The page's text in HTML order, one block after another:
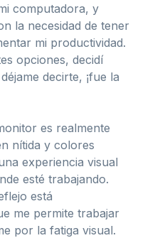
computadora, y
la necesidad de tener
mi productividad.
opciones, decidí
decirte, ¡fue la
es realmente
nítida y colores
experiencia visual
esté trabajando.
está
me permite trabajar
por la fatiga visual.